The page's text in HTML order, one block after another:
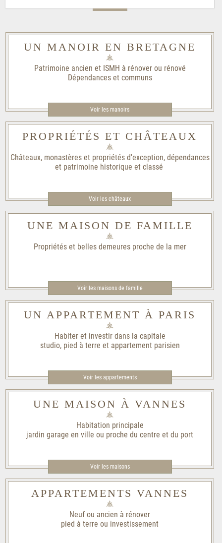
UN MANOIR EN BRETAGNE
Patrimoine ancien et ISMH à rénover ou rénové
Dépendances et communs
Voir les manoirs
PROPRIÉTÉS ET CHÂTEAUX
Châteaux, monastères et propriétés d'exception, dépendances
et patrimoine historique et classé
Voir les châteaux
UNE MAISON DE FAMILLE
Propriétés et belles demeures proche de la mer
Voir les maisons de famille​
UN APPARTEMENT À PARIS
Habiter et investir dans la capitale
studio, pied à terre et appartement parisien
Voir les appartements
UNE MAISON À VANNES
Habitation principale
jardin garage en ville ou proche du centre et du port
Voir les maisons
APPARTEMENTS VANNES
Neuf ou ancien à rénover
pied à terre ou investissement